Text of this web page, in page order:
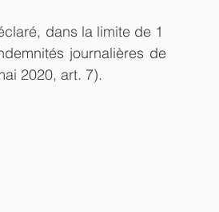
dans la limite de 1
journalières de
2020, art. 7).